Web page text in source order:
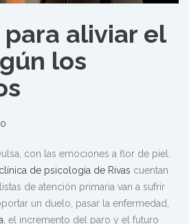
para aliviar el
los
con las emociones a flor de piel.
clínica de psicología de Rivas cuentan
de atención primaria van a sufrir
un duelo, pasar la enfermedad,
, el incremento del paro y el futuro